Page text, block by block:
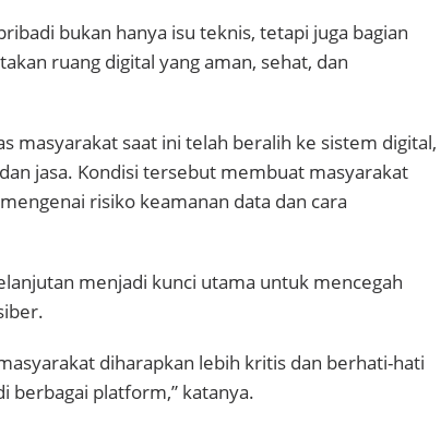
bukan hanya isu teknis, tetapi juga bagian
ruang digital yang aman, sehat, dan
masyarakat saat ini telah beralih ke sistem digital,
jasa. Kondisi tersebut membuat masyarakat
risiko keamanan data dan cara
menjadi kunci utama untuk mencegah
diharapkan lebih kritis dan berhati-hati
berbagai platform,” katanya.